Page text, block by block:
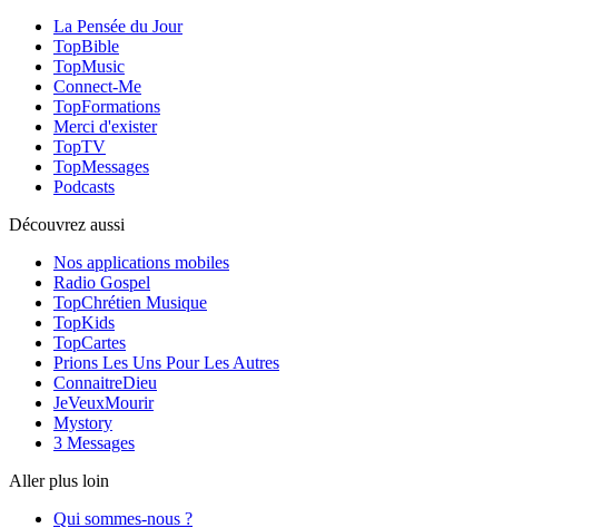
La Pensée du Jour
TopBible
TopMusic
Connect-Me
TopFormations
Merci d'exister
TopTV
TopMessages
Podcasts
Découvrez aussi
Nos applications mobiles
Radio Gospel
TopChrétien Musique
TopKids
TopCartes
Prions Les Uns Pour Les Autres
ConnaitreDieu
JeVeuxMourir
Mystory
3 Messages
Aller plus loin
Qui sommes-nous ?